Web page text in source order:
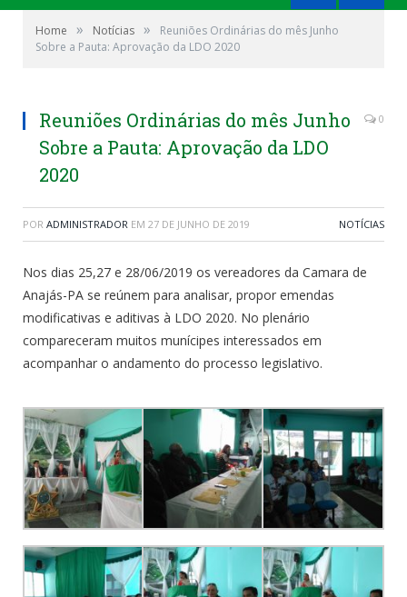
Home » Notícias »
Reuniões Ordinárias do mês Junho
Sobre a Pauta: Aprovação da LDO 2020
Reuniões Ordinárias do mês Junho
Sobre a Pauta: Aprovação da LDO
2020
0
POR ADMINISTRADOR EM 27 DE JUNHO DE 2019 NOTÍCIAS
Nos dias 25,27 e 28/06/2019 os vereadores da Camara de
Anajás-PA se reúnem para analisar, propor emendas
modificativas e aditivas à LDO 2020. No plenário
compareceram muitos munícipes interessados em
acompanhar o andamento do processo legislativo.